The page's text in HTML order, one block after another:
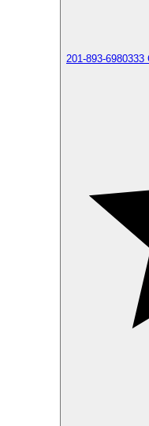
201-893-6980333